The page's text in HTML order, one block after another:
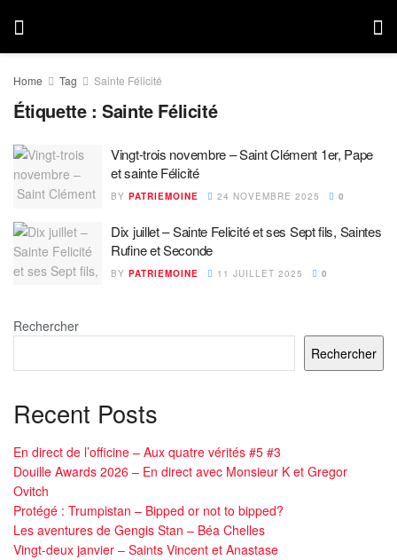
Home Tag Sainte Félicité
Étiquette :Sainte Félicité
Vingt-trois novembre – Saint Clément 1er, Pape
et sainte Félicité
BY PATRIEMOINE 24 NOVEMBRE 2025 0
Dix juillet – Sainte Felicité et ses Sept fils, Saintes
Rufine et Seconde
BY PATRIEMOINE 11 JUILLET 2025 0
Rechercher
Rechercher
Recent Posts
En direct de l’officine – Aux quatre vérités #5 #3
Douille Awards 2026 – En direct avec Monsieur K et Gregor
Ovitch
Protégé : Trumpistan – Bipped or not to bipped?
Les aventures de Gengis Stan – Béa Chelles
Vingt-deux janvier – Saints Vincent et Anastase